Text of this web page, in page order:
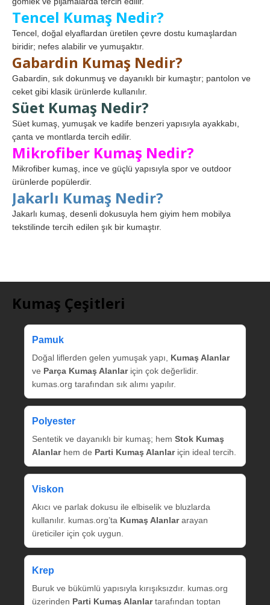
Tencel Kumaş Nedir?
Tencel, doğal elyaflardan üretilen çevre dostu kumaşlardan
biridir; nefes alabilir ve yumuşaktır.
Gabardin Kumaş Nedir?
Gabardin, sık dokunmuş ve dayanıklı bir kumaştır; pantolon ve
ceket gibi klasik ürünlerde kullanılır.
Süet Kumaş Nedir?
Süet kumaş, yumuşak ve kadife benzeri yapısıyla ayakkabı,
çanta ve montlarda tercih edilir.
Mikrofiber Kumaş Nedir?
Mikrofiber kumaş, ince ve güçlü yapısıyla spor ve outdoor
ürünlerde popülerdir.
Jakarlı Kumaş Nedir?
Jakarlı kumaş, desenli dokusuyla hem giyim hem mobilya
tekstilinde tercih edilen şık bir kumaştır.
Kumaş Çeşitleri
Pamuk
Doğal liflerden gelen yumuşak yapı, Kumaş Alanlar
ve Parça Kumaş Alanlariçin çok değerlidir.
kumas.org tarafından sık alımı yapılır.
Polyester
Sentetik ve dayanıklı bir kumaş; hem Stok Kumaş
Alanlarhem de Parti Kumaş Alanlariçin ideal tercih.
Viskon
Akıcı ve parlak dokusu ile elbiselik ve bluzlarda
kullanılır. kumas.org’ta Kumaş Alanlararayan
üreticiler için çok uygun.
Krep
Buruk ve bükümlü yapısıyla kırışıksızdır. kumas.org
üzerinden Parti Kumaş Alanlartarafından toptan